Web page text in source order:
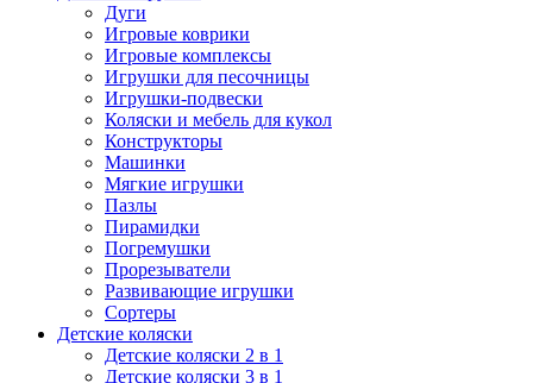
Дуги
Игровые коврики
Игровые комплексы
Игрушки для песочницы
Игрушки-подвески
Коляски и мебель для кукол
Конструкторы
Машинки
Мягкие игрушки
Пазлы
Пирамидки
Погремушки
Прорезыватели
Развивающие игрушки
Сортеры
Детские коляски
Детские коляски 2 в 1
Детские коляски 3 в 1